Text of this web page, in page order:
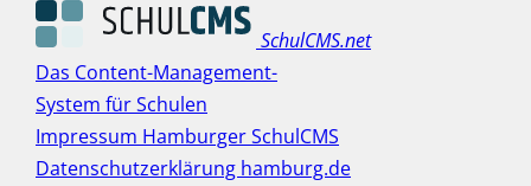
SchulCMS.net
Das Content-Management-
System für Schulen
Impressum Hamburger SchulCMS
Datenschutzerklärung hamburg.de